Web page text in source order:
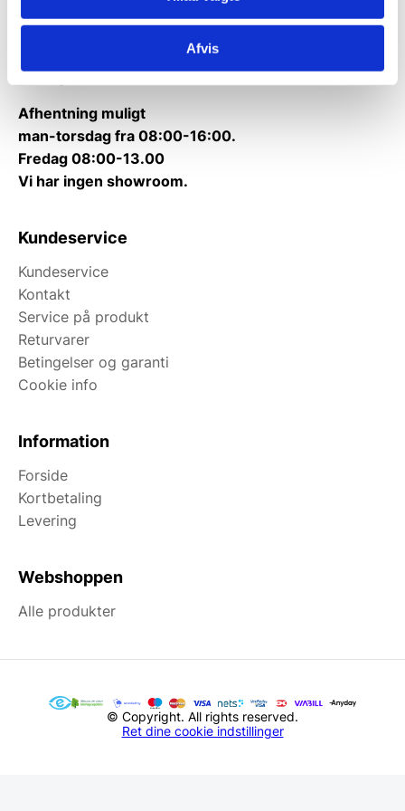
Afvis
Kontakt@wallshop.dk
Mandag til torsdag: 10:00 – 14:00.
Fredag: Telefonlukket.
Afhentning muligt
man-torsdag fra 08:00-16:00.
Fredag 08:00-13.00
Vi har ingen showroom.
Kundeservice
Kundeservice
Kontakt
Service på produkt
Returvarer
Betingelser og garanti
Cookie info
Information
Forside
Kortbetaling
Levering
Webshoppen
Alle produkter
© Copyright. All rights reserved.
Ret dine cookie indstillinger